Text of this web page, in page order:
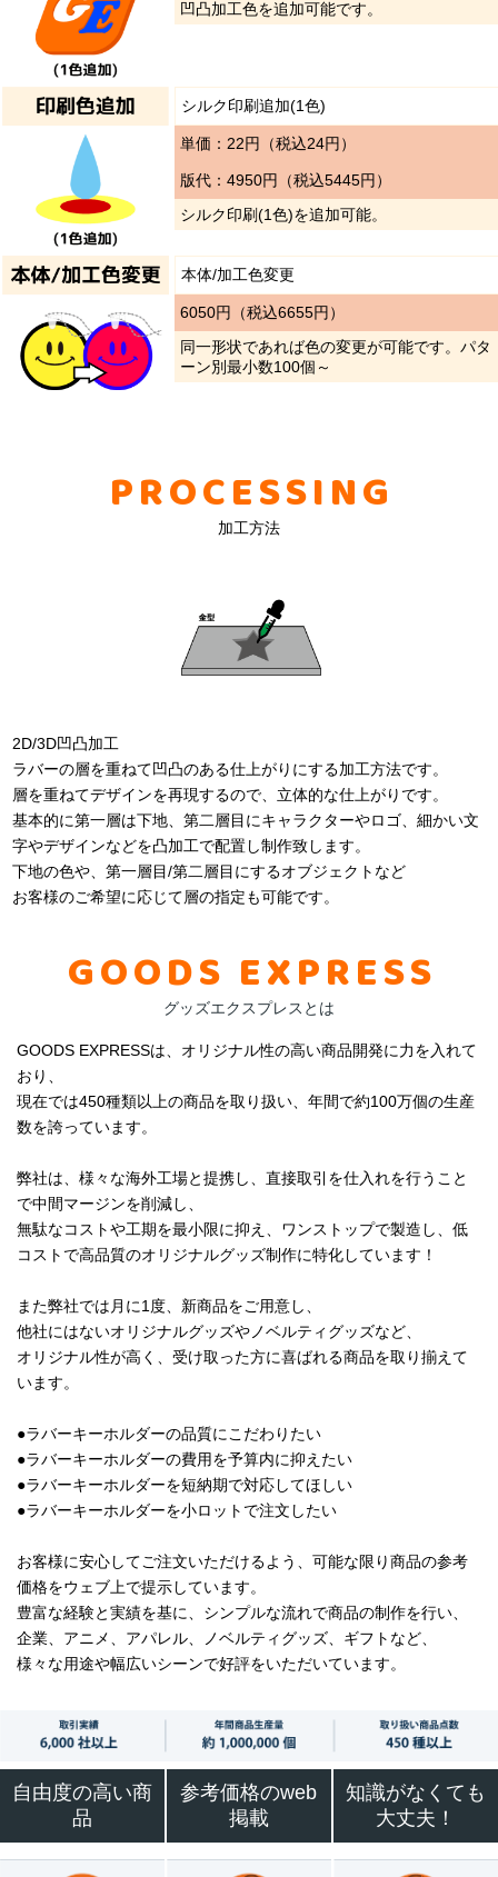
凹凸加工色を追加可能です。
シルク印刷追加(1色)
単価：22円（税込24円）
版代：4950円（税込5445円）
シルク印刷(1色)を追加可能。
本体/加工色変更
6050円（税込6655円）
同一形状であれば色の変更が可能です。パタ
ーン別最小数100個～
PROCESSING
加工方法
2D/3D凹凸加工
ラバーの層を重ねて凹凸のある仕上がりにする加工方法です。
層を重ねてデザインを再現するので、立体的な仕上がりです。
基本的に第一層は下地、第二層目にキャラクターやロゴ、細かい文
字やデザインなどを凸加工で配置し制作致します。
下地の色や、第一層目/第二層目にするオブジェクトなど
お客様のご希望に応じて層の指定も可能です。
GOODS EXPRESS
グッズエクスプレスとは
GOODS EXPRESSは、オリジナル性の高い商品開発に力を入れて
おり、
現在では450種類以上の商品を取り扱い、年間で約100万個の生産
数を誇っています。
弊社は、様々な海外工場と提携し、直接取引を仕入れを行うこと
で中間マージンを削減し、
無駄なコストや工期を最小限に抑え、ワンストップで製造し、低
コストで高品質のオリジナルグッズ制作に特化しています！
また弊社では月に1度、新商品をご用意し、
他社にはないオリジナルグッズやノベルティグッズなど、
オリジナル性が高く、受け取った方に喜ばれる商品を取り揃えて
います。
●ラバーキーホルダーの品質にこだわりたい
●ラバーキーホルダーの費用を予算内に抑えたい
●ラバーキーホルダーを短納期で対応してほしい
●ラバーキーホルダーを小ロットで注文したい
お客様に安心してご注文いただけるよう、可能な限り商品の参考
価格をウェブ上で提示しています。
豊富な経験と実績を基に、シンプルな流れで商品の制作を行い、
企業、アニメ、アパレル、ノベルティグッズ、ギフトなど、
様々な用途や幅広いシーンで好評をいただいています。
自由度の高い商
品
参考価格のweb
掲載
知識がなくても
大丈夫！